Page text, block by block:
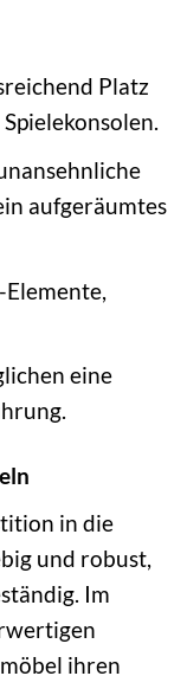
Platz
aufgeräumtes
eine
in die
und robust,
Im
ihren